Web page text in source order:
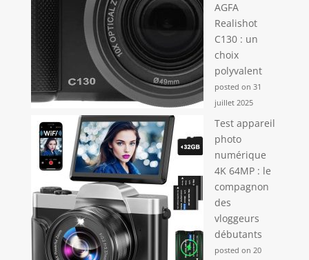
AGFA
Realishot
C130 : un
choix
polyvalent
posted on 31
juillet 2025
Test appareil
photo
numérique
4K 64MP : le
compagnon
des
vloggeurs
débutants
posted on 20